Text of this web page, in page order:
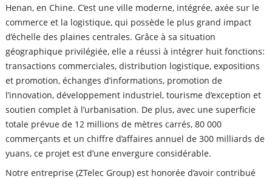
Henan, en Chine. C’est une ville moderne, intégrée, axée sur le
commerce et la logistique, qui possède le plus grand impact
d’échelle des plaines centrales. Grâce à sa situation
géographique privilégiée, elle a réussi à intégrer huit fonctions:
transactions commerciales, distribution logistique, expositions
et promotion, échanges d’informations, promotion de
l’innovation, développement industriel, tourisme d’exception et
soutien complet à l’urbanisation. De plus, avec une superficie
totale prévue de 12 millions de mètres carrés, 80 000
commerçants et un chiffre d’affaires annuel de 300 milliards de
yuans, ce projet est d’une envergure considérable.
Notre entreprise (ZTelec Group) est honorée d’avoir contribué